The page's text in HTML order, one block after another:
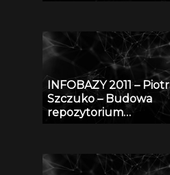
INFOBAZY 2011 – Piotr
Szczuko – Budowa
repozytorium
pozy na podstawie
obserwacji 2D